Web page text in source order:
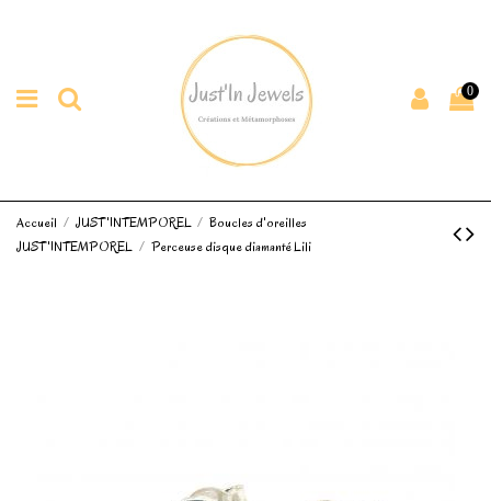
0
Accueil JUST'INTEMPOREL
Boucles d'oreilles
JUST'INTEMPOREL
Perceuse disque diamanté Lili